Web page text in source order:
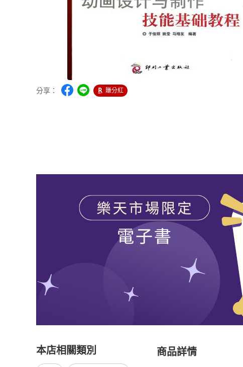
分享： 賺分紅
本店相關類別 商品詳情